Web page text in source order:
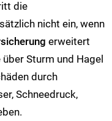
die
nicht ein, wenn
erweitert
Sturm und Hagel
durch
Schneedruck,